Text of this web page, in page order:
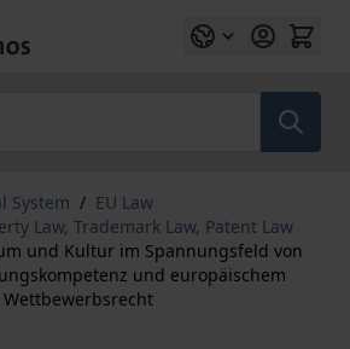
System / EU Law
Law, Trademark Law, Patent Law
und Kultur im Spannungsfeld von
und europäischem